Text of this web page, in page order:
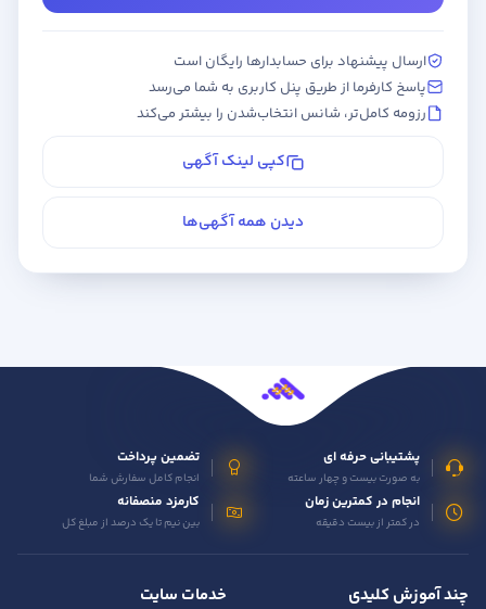
ارسال پیشنهاد برای حسابدارها رایگان است
پاسخ کارفرما از طریق پنل کاربری به شما می‌رسد
رزومه کامل‌تر، شانس انتخاب‌شدن را بیشتر می‌کند
کپی لینک آگهی
دیدن همه آگهی‌ها
پشتیبانی حرفه ای
به صورت بیست و چهار ساعته
تضمین پرداخت
انجام کامل سفارش شما
انجام در کمترین زمان
در کمتر از بیست دقیقه
کارمزد منصفانه
بین نیم تا یک درصد از مبلغ کل
چند آموزش کلیدی خدمات سایت